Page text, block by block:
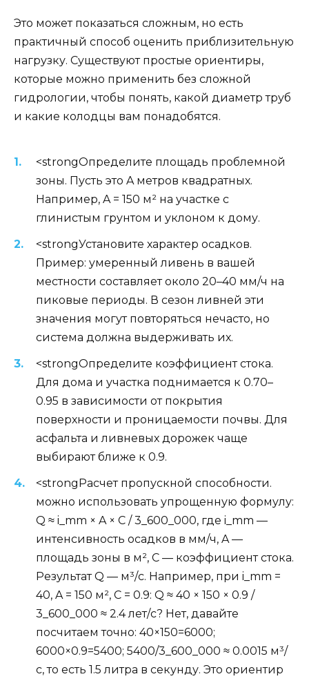
Это может показаться сложным, но есть
практичный способ оценить приблизительную
нагрузку. Существуют простые ориентиры,
которые можно применить без сложной
гидрологии, чтобы понять, какой диаметр труб
и какие колодцы вам понадобятся.
<strongОпределите площадь проблемной
зоны. Пусть это A метров квадратных.
Например, A = 150 м² на участке с
глинистым грунтом и уклоном к дому.
<strongУстановите характер осадков.
Пример: умеренный ливень в вашей
местности составляет около 20–40 мм/ч на
пиковые периоды. В сезон ливней эти
значения могут повторяться нечасто, но
система должна выдерживать их.
<strongОпределите коэффициент стока.
Для дома и участка поднимается к 0.70–
0.95 в зависимости от покрытия
поверхности и проницаемости почвы. Для
асфальта и ливневых дорожек чаще
выбирают ближе к 0.9.
<strongРасчет пропускной способности.
можно использовать упрощенную формулу:
Q ≈ i_mm × A × C / 3_600_000, где i_mm —
интенсивность осадков в мм/ч, A —
площадь зоны в м², C — коэффициент стока.
Результат Q — м³/с. Например, при i_mm =
40, A = 150 м², C = 0.9: Q ≈ 40 × 150 × 0.9 /
3_600_000 ≈ 2.4 лет/с? Нет, давайте
посчитаем точно: 40×150=6000;
6000×0.9=5400; 5400/3_600_000 ≈ 0.0015 м³/
с, то есть 1.5 литра в секунду. Это ориентир